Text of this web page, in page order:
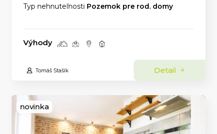
Typ nehnuteľnosti Pozemok pre rod. domy
Výhody
Tomáš Stašík Detail
novinka